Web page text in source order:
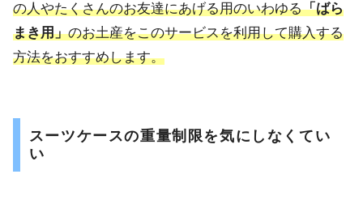
の人やたくさんのお友達にあげる用のいわゆる「ばら
まき用」のお土産をこのサービスを利用して購入する
方法をおすすめします。
スーツケースの重量制限を気にしなくてい
い